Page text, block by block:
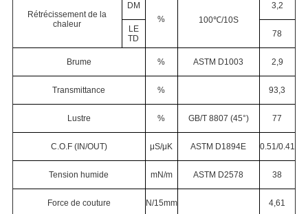
Rétrécissement de la
chaleur
DM
%
100℃/10S
3,2
LE
TD
78
Brume % ASTM D1003 2,9
Transmittance % 93,3
Lustre % GB/T 8807 (45°) 77
C.O.F (IN/OUT) μS/μK ASTM D1894E 0.51/0.41
Tension humide mN/m ASTM D2578 38
Force de couture N/15mm 4,61